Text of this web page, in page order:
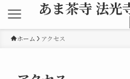
あま茶寺 法光
ホーム アクセス